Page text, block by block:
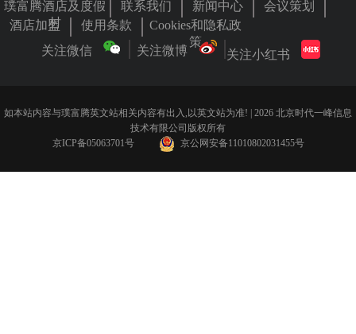
璞富腾酒店及度假
村
联系我们 新闻中心
会议策划
酒店加盟
使用条款
Cookies和隐私政
策
关注微信 关注微博 关注小红书
如本站内容与璞富腾英文站相关内容有出入,以英文站为准! | 2026 北京时代一峰信息
技术有限公司版权所有
京ICP备05063701号
京公网安备11010802031455号